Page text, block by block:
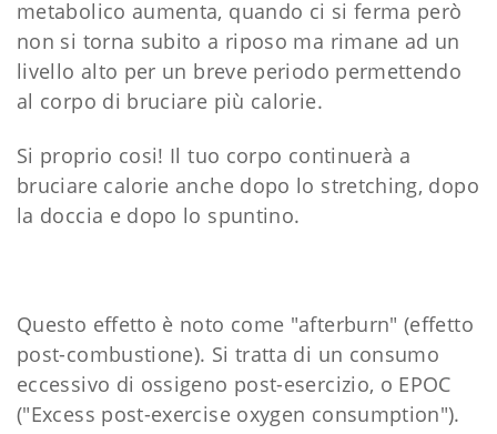
metabolico aumenta, quando ci si ferma però
non si torna subito a riposo ma rimane ad un
livello alto per un breve periodo permettendo
al corpo di bruciare più calorie.
Si proprio cosi! Il tuo corpo continuerà a
bruciare calorie anche dopo lo stretching, dopo
la doccia e dopo lo spuntino.
Questo effetto è noto come "afterburn" (effetto
post-combustione). Si tratta di un consumo
eccessivo di ossigeno post-esercizio, o EPOC
("Excess post-exercise oxygen consumption").